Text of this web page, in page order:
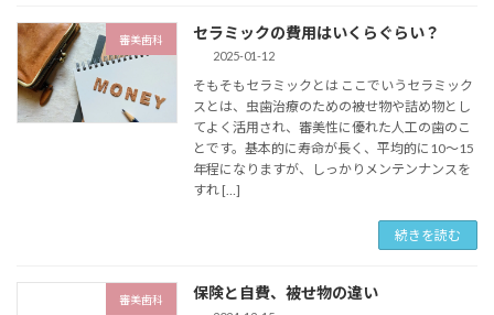
審美歯科 セラミックの費用はいくらぐらい？
2025-01-12
そもそもセラミックとは ここでいうセラミック
スとは、虫歯治療のための被せ物や詰め物とし
てよく活用され、審美性に優れた人工の歯のこ
とです。基本的に寿命が長く、平均的に10～15
年程になりますが、しっかりメンテンナンスを
すれ […]
続きを読む
審美歯科 保険と自費、被せ物の違い